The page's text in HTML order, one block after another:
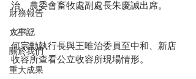
財務報告
大事記
關於我們
重大成果
治、農委會畜牧處副處長朱慶誠出席。
02.10
何宗勳執行長與王唯治委員至中和、新店
收容所查看公立收容所現場情形。